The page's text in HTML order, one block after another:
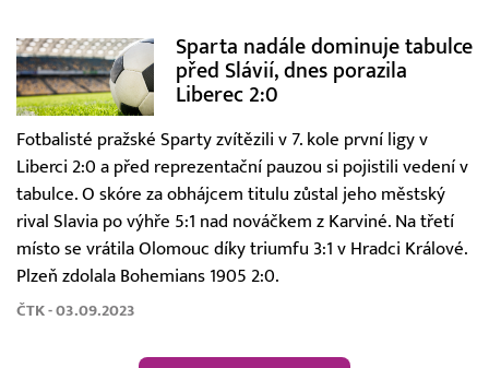
Sparta nadále dominuje tabulce
před Slávií, dnes porazila
Liberec 2:0
Fotbalisté pražské Sparty zvítězili v 7. kole první ligy v
Liberci 2:0 a před reprezentační pauzou si pojistili vedení v
tabulce. O skóre za obhájcem titulu zůstal jeho městský
rival Slavia po výhře 5:1 nad nováčkem z Karviné. Na třetí
místo se vrátila Olomouc díky triumfu 3:1 v Hradci Králové.
Plzeň zdolala Bohemians 1905 2:0.
ČTK - 03.09.2023